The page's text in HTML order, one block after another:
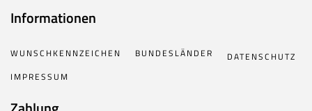
Informationen
WUNSCHKENNZEICHEN BUNDESLÄNDER
DATENSCHUTZ
IMPRESSUM